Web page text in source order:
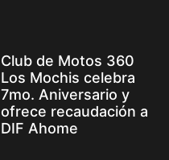
Club de Motos 360
Los Mochis celebra
7mo. Aniversario y
ofrece recaudación a
DIF Ahome